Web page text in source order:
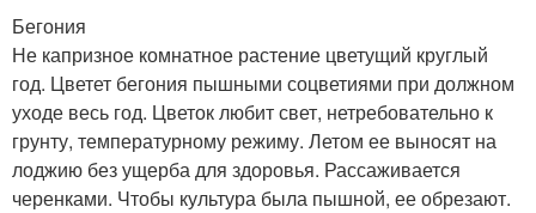
Бегония
Не капризное комнатное растение цветущий круглый
год. Цветет бегония пышными соцветиями при должном
уходе весь год. Цветок любит свет, нетребовательно к
грунту, температурному режиму. Летом ее выносят на
лоджию без ущерба для здоровья. Рассаживается
черенками. Чтобы культура была пышной, ее обрезают.